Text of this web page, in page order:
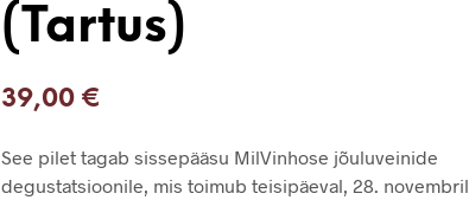
(Tartus)
39,00€
See pilet tagab sissepääsu MilVinhose jõuluveinide
degustatsioonile, mis toimub teisipäeval, 28. novembril